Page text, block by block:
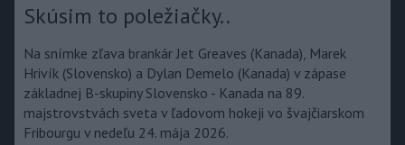
Skúsim to poležiačky..
Na snímke zľava brankár Jet Greaves (Kanada), Marek
Hrivík (Slovensko) a Dylan Demelo (Kanada) v zápase
základnej B-skupiny Slovensko - Kanada na 89.
majstrovstvách sveta v ľadovom hokeji vo švajčiarskom
Fribourgu v nedeľu 24. mája 2026.